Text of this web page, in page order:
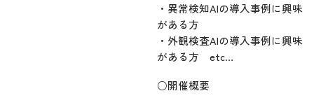
・異常検知AIの導入事例に興味
がある方
・外観検査AIの導入事例に興味
がある方 etc…
○開催概要